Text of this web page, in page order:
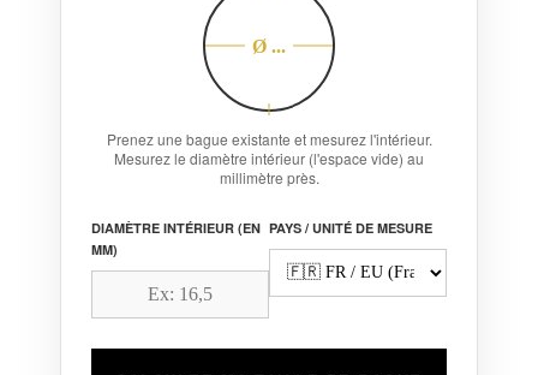
Ø ...
Prenez une bague existante et mesurez l'intérieur.
Mesurez le diamètre intérieur (l'espace vide) au
millimètre près.
DIAMÈTRE INTÉRIEUR (EN
MM)
PAYS / UNITÉ DE MESURE